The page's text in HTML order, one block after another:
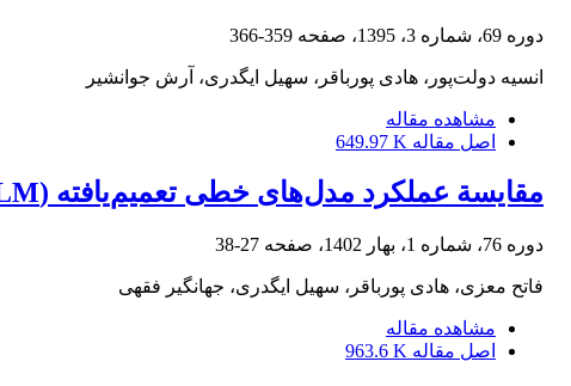
دوره 69، شماره 3، 1395، صفحه 359-366
انسیه دولت‌پور، هادی پورباقر، سهیل ایگدری، آرش جوانشیر
مشاهده مقاله
اصل مقاله 649.97 K
مقایسة عملکرد مدل‌های خطی تعمیم‌یافته (GLM) و جنگل تصادفی (RF) در پیش‌بینی توزیع صید ماهی سفید (
دوره 76، شماره 1، بهار 1402، صفحه 27-38
فاتح معزی، هادی پورباقر، سهیل ایگدری، جهانگیر فقهی
مشاهده مقاله
اصل مقاله 963.6 K